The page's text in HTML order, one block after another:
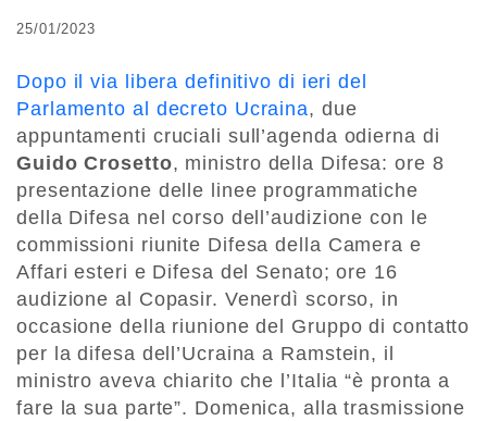
25/01/2023
Dopo il via libera definitivo di ieri del
Parlamento al decreto Ucraina, due
appuntamenti cruciali sull’agenda odierna di
Guido Crosetto, ministro della Difesa: ore 8
presentazione delle linee programmatiche
della Difesa nel corso dell’audizione con le
commissioni riunite Difesa della Camera e
Affari esteri e Difesa del Senato; ore 16
audizione al Copasir. Venerdì scorso, in
occasione della riunione del Gruppo di contatto
per la difesa dell’Ucraina a Ramstein, il
ministro aveva chiarito che l’Italia “è pronta a
fare la sua parte”. Domenica, alla trasmissione